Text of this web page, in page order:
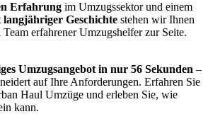
Erfahrung im Umzugssektor und einem
langjähriger Geschichte stehen wir Ihnen
erfahrener Umzugshelfer zur Seite.
Umzugsangebot in nur 56 Sekunden –
auf Ihre Anforderungen. Erfahren Sie
Haul Umzüge und erleben Sie, wie
kann.